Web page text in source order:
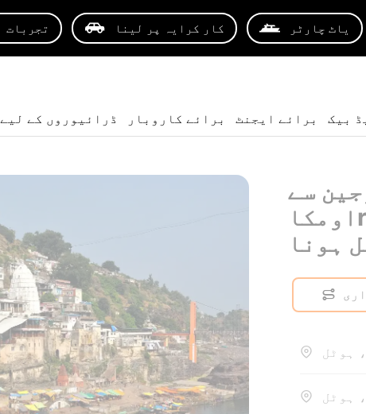
تجربات کار کرایہ پر لینا یاٹ چارٹر
ڈرائیوروں کے لیے برائے کاروبار برائے ایجنٹ بیک
سے
اومکاreshور مندر تک
ہونا
ہوٹل